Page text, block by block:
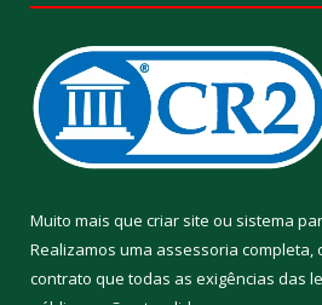
Muito mais que criar site ou sistema
Realizamos uma assessoria completa,
contrato que todas as exigências das